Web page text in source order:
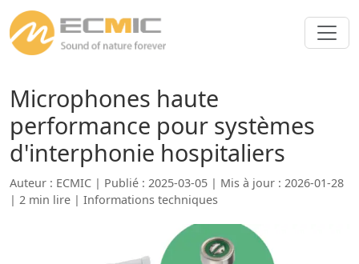
Microphones haute
performance pour systèmes
d'interphonie hospitaliers
Auteur : ECMIC | Publié : 2025-03-05 | Mis à jour : 2026-01-28
| 2 min lire | Informations techniques